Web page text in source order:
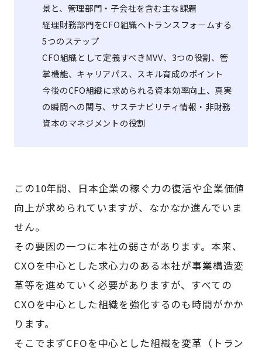
景と、管理部門・子会社を含む主な課題
経理財務部門をCFO組織へトランスフォームする
5つのステップ
CFO組織として定義すべきMVV、3つの役割、管
掌機能、キャリアパス、スキル育成のポイント
今後のCFO組織に求められる資本効率向上、真実
の瞬間への関与、サステナビリティ情報・非財務
資本のマネジメントの役割
この10年間、日本企業の稼ぐ力の復活や企業価値
向上が求められていますが、なかなか進んでいま
せん。
その要因の一つに本社の弱さがあります。本来、
CXOを中心とした求心力のある本社が事業構造変
革等を進めていく必要がありますが、すべての
CXOを中心とした組織を強化するのも時間がかか
ります。
そこでまずCFOを中心とした組織を変革（トラン